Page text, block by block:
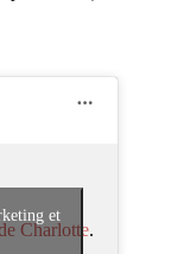
Charlotte.
et